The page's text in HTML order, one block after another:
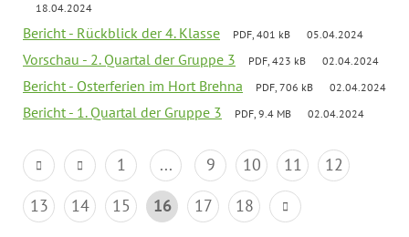
18.04.2024
Bericht - Rückblick der 4. Klasse PDF, 401 kB 05.04.2024
Vorschau - 2. Quartal der Gruppe 3 PDF, 423 kB 02.04.2024
Bericht - Osterferien im Hort Brehna PDF, 706 kB 02.04.2024
Bericht - 1. Quartal der Gruppe 3 PDF, 9.4 MB 02.04.2024
1 ... 9 10 11
12
13
14 15 16 17 18